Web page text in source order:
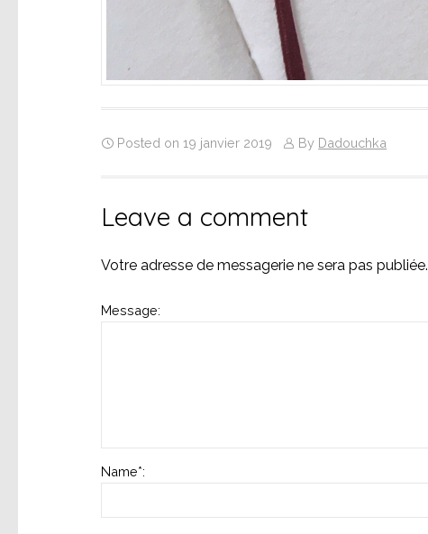
Posted on 19 janvier 2019 By Dadouchka
Leave a comment
Votre adresse de messagerie ne sera pas publiée.
Message:
Name*: